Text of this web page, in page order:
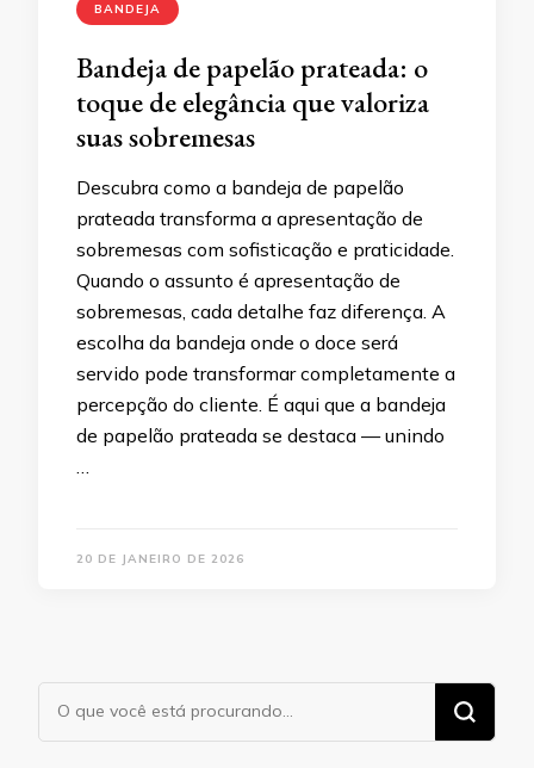
BANDEJA
Bandeja de papelão prateada: o
toque de elegância que valoriza
suas sobremesas
Descubra como a bandeja de papelão
prateada transforma a apresentação de
sobremesas com sofisticação e praticidade.
Quando o assunto é apresentação de
sobremesas, cada detalhe faz diferença. A
escolha da bandeja onde o doce será
servido pode transformar completamente a
percepção do cliente. É aqui que a bandeja
de papelão prateada se destaca — unindo
…
20 DE JANEIRO DE 2026
Procurando
algo?